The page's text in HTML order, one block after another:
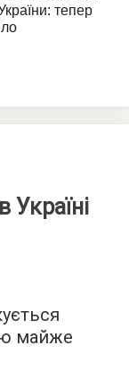
Україні
майже